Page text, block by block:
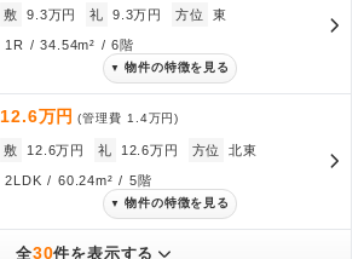
敷 9.3万円 礼 9.3万円 方位 東
1R / 34.54m² / 6階
▼ 物件の特徴を見る
12.6万円 (管理費 1.4万円)
敷 12.6万円 礼 12.6万円 方位 北東
2LDK / 60.24m² / 5階
▼ 物件の特徴を見る
全30件を表示する